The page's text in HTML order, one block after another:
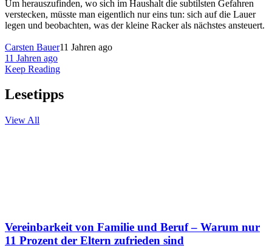
Um herauszufinden, wo sich im Haushalt die subtilsten Gefahren
verstecken, müsste man eigentlich nur eins tun: sich auf die Lauer
legen und beobachten, was der kleine Racker als nächstes ansteuert.
Carsten Bauer11 Jahren ago
11 Jahren ago
Keep Reading
Lesetipps
View All
Vereinbarkeit von Familie und Beruf – Warum nur
11 Prozent der Eltern zufrieden sind